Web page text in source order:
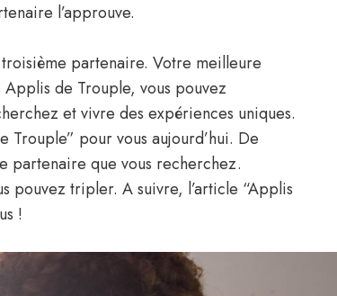
l’approuve.
partenaire. Votre meilleure
de Trouple, vous pouvez
et vivre des expériences uniques.
Trouple” pour vous aujourd’hui. De
partenaire que vous recherchez.
pouvez tripler. A suivre, l’article “Applis
!